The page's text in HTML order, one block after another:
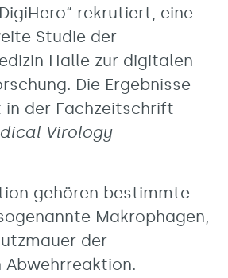
rekrutiert, eine
Studie der
Halle zur digitalen
Die Ergebnisse
der Fachzeitschrift
Virology
gehören bestimmte
Makrophagen,
der
Abwehrreaktion.